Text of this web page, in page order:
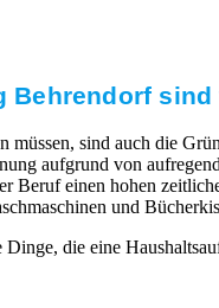
Behrendorf
sind auch die
aufgrund von
Beruf einen hohen
und
die eine